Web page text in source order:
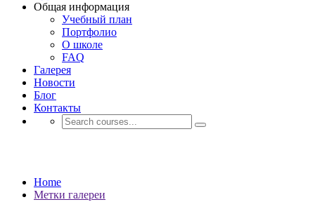
Общая информация
Учебный план
Портфолио
О школе
FAQ
Галерея
Новости
Блог
Контакты
Home
Метки галереи